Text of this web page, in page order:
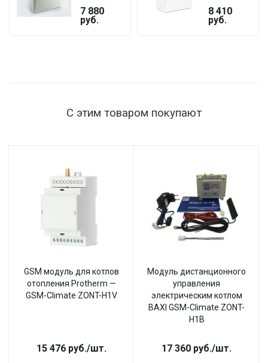
TEPLOCOM
GF
7 880
руб.
TEPLOCOM
БАСТИОН
ST-1515
8 410
руб.
С этим товаром покупают
GSM модуль для котлов
отопления Protherm —
GSM-Climate ZONT-H1V
15 476 руб./шт.
Модуль дистанционного
управления
электрическим котлом
BAXI GSM-Climate ZONT-
H1B
17 360 руб./шт.